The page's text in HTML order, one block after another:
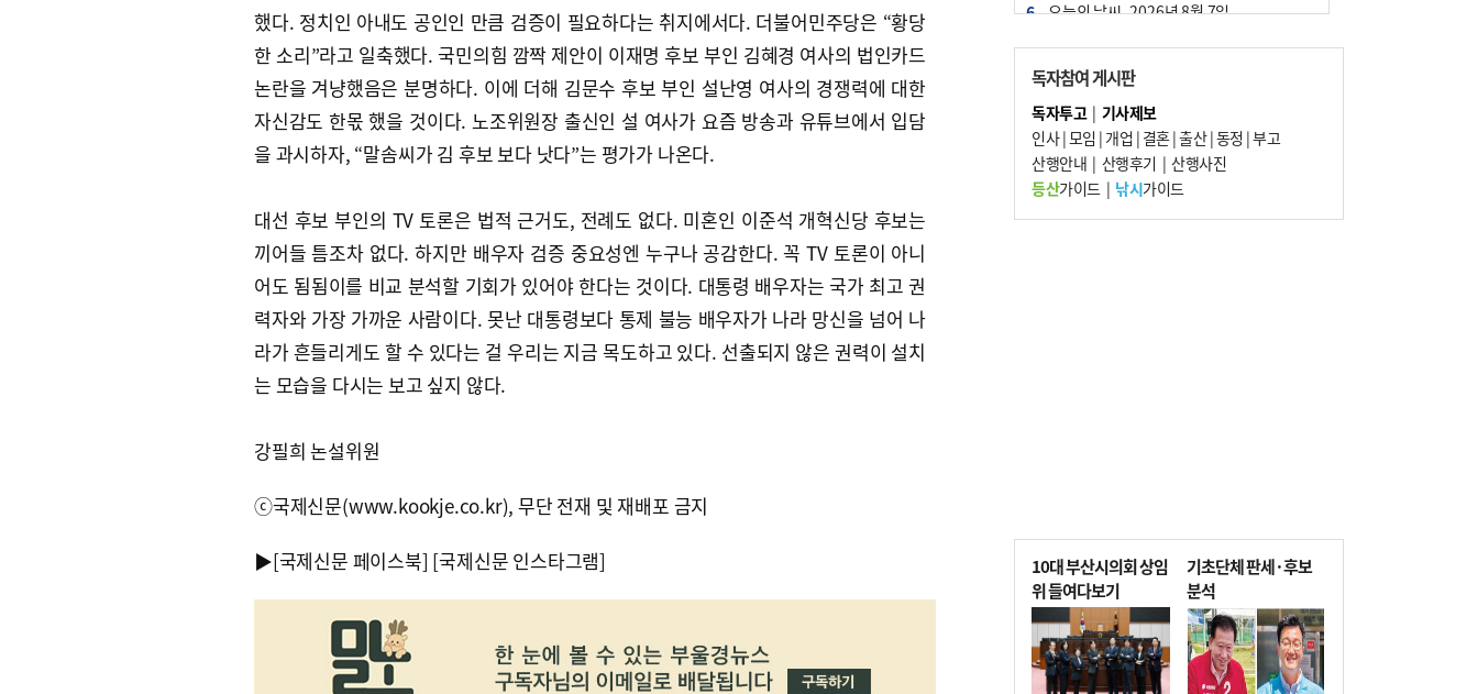
했다. 정치인 아내도 공인인 만큼 검증이 필요하다는 취지에서다. 더불어민주당은 “황당
한 소리”라고 일축했다. 국민의힘 깜짝 제안이 이재명 후보 부인 김혜경 여사의 법인카드
논란을 겨냥했음은 분명하다. 이에 더해 김문수 후보 부인 설난영 여사의 경쟁력에 대한
자신감도 한몫 했을 것이다. 노조위원장 출신인 설 여사가 요즘 방송과 유튜브에서 입담
을 과시하자, “말솜씨가 김 후보 보다 낫다”는 평가가 나온다.
대선 후보 부인의 TV 토론은 법적 근거도, 전례도 없다. 미혼인 이준석 개혁신당 후보는
끼어들 틈조차 없다. 하지만 배우자 검증 중요성엔 누구나 공감한다. 꼭 TV 토론이 아니
어도 됨됨이를 비교 분석할 기회가 있어야 한다는 것이다. 대통령 배우자는 국가 최고 권
력자와 가장 가까운 사람이다. 못난 대통령보다 통제 불능 배우자가 나라 망신을 넘어 나
라가 흔들리게도 할 수 있다는 걸 우리는 지금 목도하고 있다. 선출되지 않은 권력이 설치
는 모습을 다시는 보고 싶지 않다.
강필희 논설위원
ⓒ국제신문(www.kookje.co.kr), 무단 전재 및 재배포 금지
▶[국제신문 페이스북] [국제신문 인스타그램]
6
오늘의 날씨- 2026년 8월 7일
7
부울경 주말부터 비소식…‘극한 폭염’ 한풀
꺾일 듯
8
피란마을 67년 역사인데…전교생 24명 아
미초 통폐합 기로
9
외국인 선원 ‘인신매매 경유지’ 된 부산…
우려가 현실로
10 교육혁신선도지 공모 코앞인데…구·군 난
독자참여 게시판
독자투고| 기사제보
인사|모임 | 개업 | 결혼|출산|동정 |부고
산행안내 | 산행후기 | 산행사진
등산가이드| 낚시가이드
10대 부산시의회 상임
위 들여다보기
기초단체 판세·후보
분석